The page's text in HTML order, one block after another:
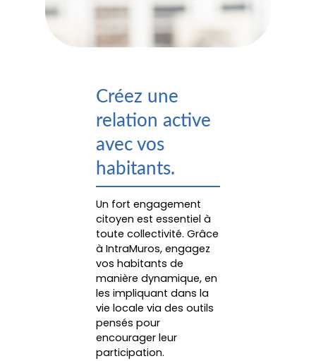
Créez une
relation active
avec vos
habitants.
Un fort engagement
citoyen est essentiel à
toute collectivité. Grâce
à IntraMuros, engagez
vos habitants de
manière dynamique, en
les impliquant dans la
vie locale via des outils
pensés pour
encourager leur
participation.